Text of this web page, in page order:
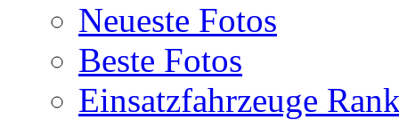
Neueste Fotos
Beste Fotos
Einsatzfahrzeuge